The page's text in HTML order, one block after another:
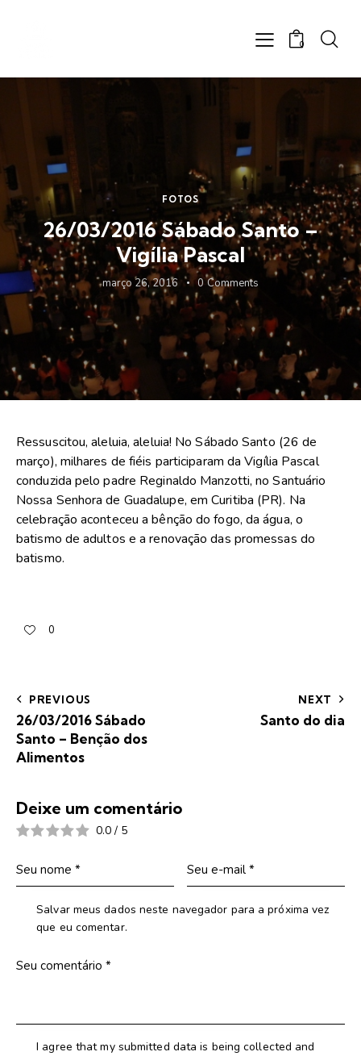
0
FOTOS
26/03/2016 Sábado Santo –
Vigília Pascal
março 26, 2016 0 Comments
Ressuscitou, aleluia, aleluia! No Sábado Santo (26 de
março), milhares de fiéis participaram da Vigília Pascal
conduzida pelo padre Reginaldo Manzotti, no Santuário
Nossa Senhora de Guadalupe, em Curitiba (PR). Na
celebração aconteceu a bênção do fogo, da água, o
batismo de adultos e a renovação das promessas do
batismo.
0
PREVIOUS
26/03/2016 Sábado
Santo – Benção dos
Alimentos
NEXT
Santo do dia
Deixe um comentário
0.0 / 5
Salvar meus dados neste navegador para a próxima vez
que eu comentar.
I agree that my submitted data is being collected and